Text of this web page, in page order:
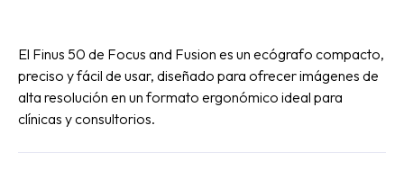
El Finus 50 de Focus and Fusion es un ecógrafo compacto,
preciso y fácil de usar, diseñado para ofrecer imágenes de
alta resolución en un formato ergonómico ideal para
clínicas y consultorios.